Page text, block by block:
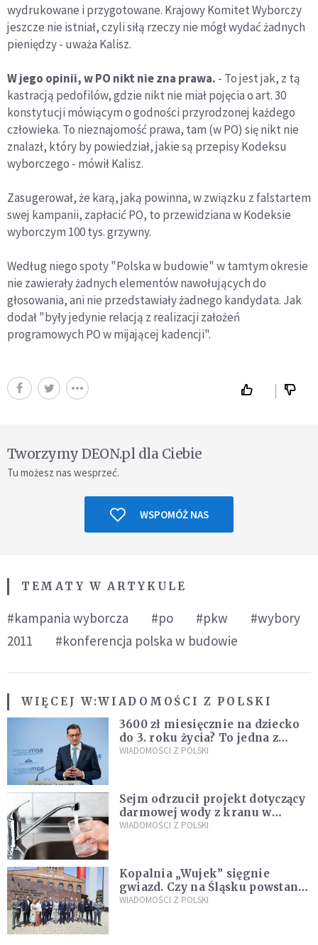
wydrukowane i przygotowane. Krajowy Komitet Wyborczy
jeszcze nie istniał, czyli siłą rzeczy nie mógł wydać żadnych
pieniędzy - uważa Kalisz.
W jego opinii, w PO nikt nie zna prawa. - To jest jak, z tą
kastracją pedofilów, gdzie nikt nie miał pojęcia o art. 30
konstytucji mówiącym o godności przyrodzonej każdego
człowieka. To nieznajomość prawa, tam (w PO) się nikt nie
znalazł, który by powiedział, jakie są przepisy Kodeksu
wyborczego - mówił Kalisz.
Zasugerował, że karą, jaką powinna, w związku z falstartem
swej kampanii, zapłacić PO, to przewidziana w Kodeksie
wyborczym 100 tys. grzywny.
Według niego spoty "Polska w budowie" w tamtym okresie
nie zawierały żadnych elementów nawołujących do
głosowania, ani nie przedstawiały żadnego kandydata. Jak
dodał "były jedynie relacją z realizacji założeń
programowych PO w mijającej kadencji".
Tworzymy DEON.pl dla Ciebie
Tu możesz nas wesprzeć.
WSPOMÓŻ NAS
TEMATY W ARTYKULE
#kampania wyborcza #po #pkw
#wybory
2011
#konferencja polska w budowie
WIĘCEJ W:WIADOMOŚCI Z POLSKI
3600 zł miesięcznie na dziecko
do 3. roku życia? To jedna z
propozycji programu "Rozwój
WIADOMOŚCI Z POLSKI
Sejm odrzucił projekt dotyczący
darmowej wody z kranu w
restauracjach
WIADOMOŚCI Z POLSKI
Kopalnia „Wujek” sięgnie
gwiazd. Czy na Śląsku powstanie
„Dolina Krzemowa”?
WIADOMOŚCI Z POLSKI